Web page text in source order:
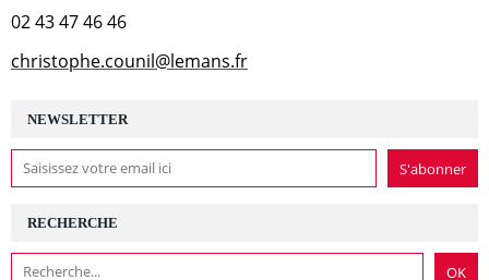
NEWSLETTER
RECHERCHE
02 43 47 46 46
christophe.counil@lemans.fr